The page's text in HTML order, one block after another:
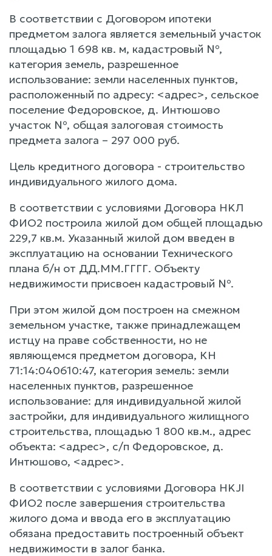
В соответствии с Договором ипотеки
предметом залога является земельный участок
площадью 1 698 кв. м, кадастровый №,
категория земель, разрешенное
использование: земли населенных пунктов,
расположенный по адресу: <адрес>, сельское
поселение Федоровское, д. Интюшово
участок №, общая залоговая стоимость
предмета залога – 297 000 руб.
Цель кредитного договора - строительство
индивидуального жилого дома.
В соответствии с условиями Договора HKЛ
ФИО2 построила жилой дом общей площадью
229,7 кв.м. Указанный жилой дом введен в
эксплуатацию на основании Технического
плана б/н от ДД.ММ.ГГГГ. Объекту
недвижимости присвоен кадастровый №.
При этом жилой дом построен на смежном
земельном участке, также принадлежащем
истцу на праве собственности, но не
являющемся предметом договора, КН
71:14:040610:47, категория земель: земли
населенных пунктов, разрешенное
использование: для индивидуальной жилой
застройки, для индивидуального жилищного
строительства, площадью 1 800 кв.м., адрес
объекта: <адрес>, с/п Федоровское, д.
Интюшово, <адрес>.
В соответствии с условиями Договора HKJI
ФИО2 после завершения строительства
жилого дома и ввода его в эксплуатацию
обязана предоставить построенный объект
недвижимости в залог банка.